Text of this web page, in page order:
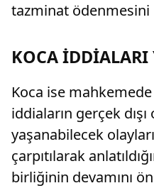
tazminat ödenmesini
KOCA
Koca ise
iddiaların gerçek
yaşanabilecek
çarpıtılarak
birliğinin devamını